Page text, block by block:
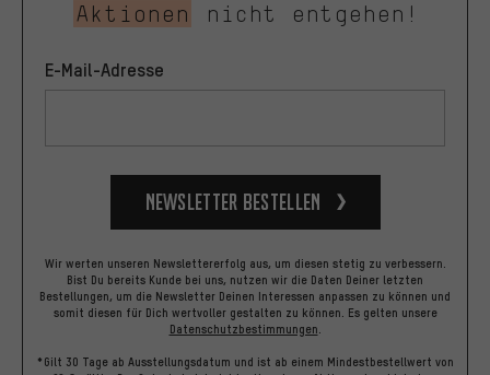
Aktionen
nicht entgehen!
E-Mail-Adresse
Newsletter bestellen
Wir werten unseren Newslettererfolg aus, um diesen stetig zu verbessern.
Bist Du bereits Kunde bei uns, nutzen wir die Daten Deiner letzten
Bestellungen, um die Newsletter Deinen Interessen anpassen zu können und
somit diesen für Dich wertvoller gestalten zu können. Es gelten unsere
Datenschutzbestimmungen.
*Gilt 30 Tage ab Ausstellungsdatum und ist ab einem Mindestbestellwert von